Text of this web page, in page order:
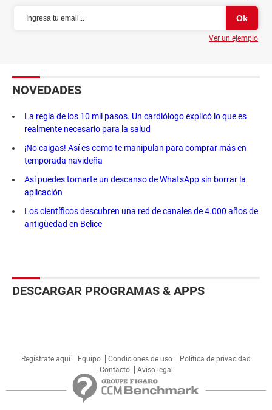
Ver un ejemplo
NOVEDADES
La regla de los 10 mil pasos. Un cardiólogo explicó lo que es
realmente necesario para la salud
¡No caigas! Así es como te manipulan para comprar más en
temporada navideña
Así puedes tomarte un descanso de WhatsApp sin borrar la
aplicación
Los científicos descubren una red de canales de 4.000 años de
antigüedad en Belice
DESCARGAR PROGRAMAS & APPS
Regístrate aquí Equipo Condiciones de uso
Política de privacidad
Contacto
Aviso legal